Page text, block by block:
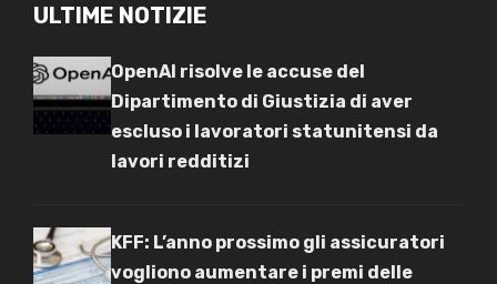
ULTIME NOTIZIE
OpenAI risolve le accuse del
Dipartimento di Giustizia di aver
escluso i lavoratori statunitensi da
lavori redditizi
KFF: L’anno prossimo gli assicuratori
vogliono aumentare i premi delle